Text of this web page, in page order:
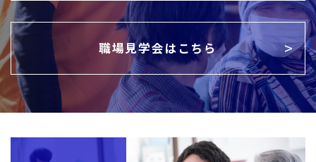
職場見学会はこちら